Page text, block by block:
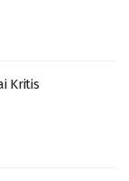
Kritis